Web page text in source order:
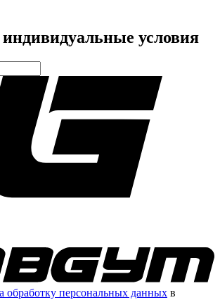
условия
обработку персональных данных в